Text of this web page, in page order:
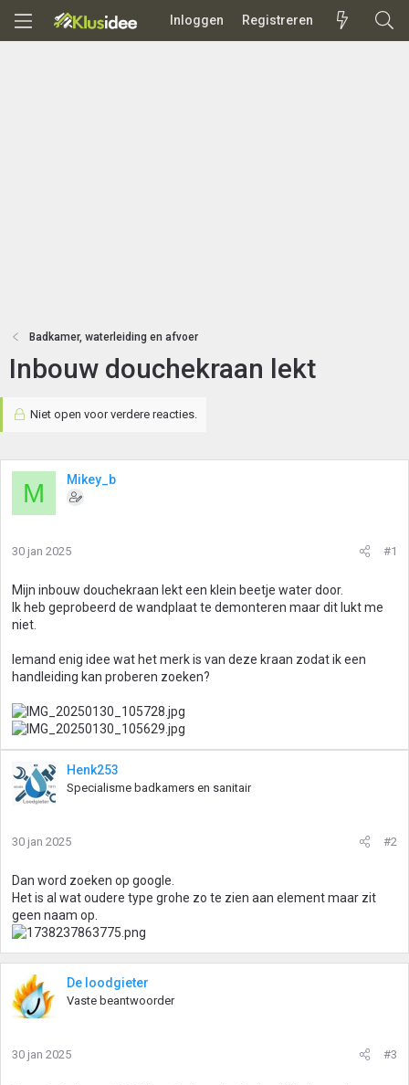
Inloggen Registreren
Badkamer, waterleiding en afvoer
Inbouw douchekraan lekt
Niet open voor verdere reacties.
M Mikey_b
30 jan 2025 #1
Mijn inbouw douchekraan lekt een klein beetje water door.
Ik heb geprobeerd de wandplaat te demonteren maar dit lukt me
niet.
Iemand enig idee wat het merk is van deze kraan zodat ik een
handleiding kan proberen zoeken?
Henk253
Specialisme badkamers en sanitair
30 jan 2025 #2
Dan word zoeken op google.
Het is al wat oudere type grohe zo te zien aan element maar zit
geen naam op.
De loodgieter
Vaste beantwoorder
30 jan 2025 #3